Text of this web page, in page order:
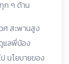
ก ๆ ด้าน
ศ สะพานสูง
แลพี่น้อง
นโยบายของ